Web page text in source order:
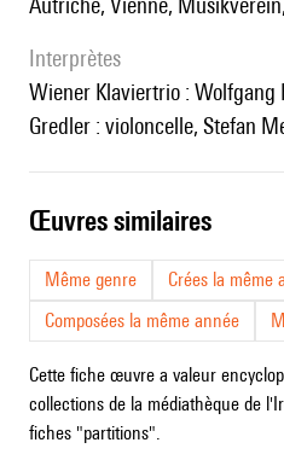
interprètes
Wiener Klaviertrio : Wolfgang Redik : violon, Matthias
Gredler : violoncelle, Stefan
œuvres similaires
Même genre
Crées la même
Composées la même année
Cette fiche œuvre a valeur
collections de la médiathèque de
fiches "partitions".